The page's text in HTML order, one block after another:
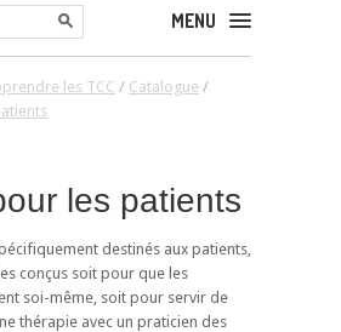
MENU
les TCC / Catalogue /
les patients
destinés aux patients,
conçus soit pour que les
soi-même, soit pour servir de
thérapie avec un praticien des